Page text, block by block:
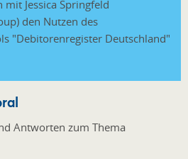
Jessica Springfeld
den Nutzen des
"Debitorenregister Deutschland"
Antworten zum Thema